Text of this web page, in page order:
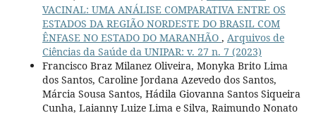
VACINAL: UMA ANÁLISE COMPARATIVA ENTRE OS
ESTADOS DA REGIÃO NORDESTE DO BRASIL COM
ÊNFASE NO ESTADO DO MARANHÃO , Arquivos de
Ciências da Saúde da UNIPAR: v. 27 n. 7 (2023)
Francisco Braz Milanez Oliveira, Monyka Brito Lima
dos Santos, Caroline Jordana Azevedo dos Santos,
Márcia Sousa Santos, Hádila Giovanna Santos Siqueira
Cunha, Laianny Luize Lima e Silva, Raimundo Nonato